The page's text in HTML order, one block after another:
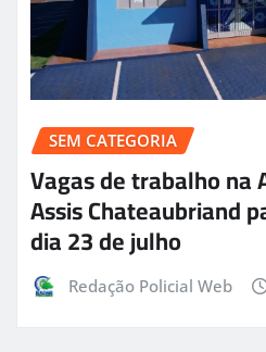
SEM CATEGORIA
Vagas de trabalho na
Assis Chateaubriand
dia 23 de julho
Redação Policial Web